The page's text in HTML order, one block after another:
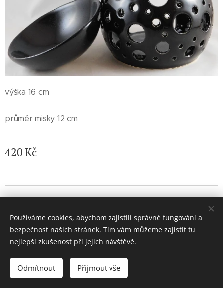
výška 16 cm
průměr misky 12 cm
420Kč
Do košíku
Vytvořeno službouWebnode Cookies
Používáme cookies, abychom zajistili správné fungování a
bezpečnost našich stránek. Tím vám můžeme zajistit tu
nejlepší zkušenost při jejich návštěvě.
Odmítnout Přijmout vše